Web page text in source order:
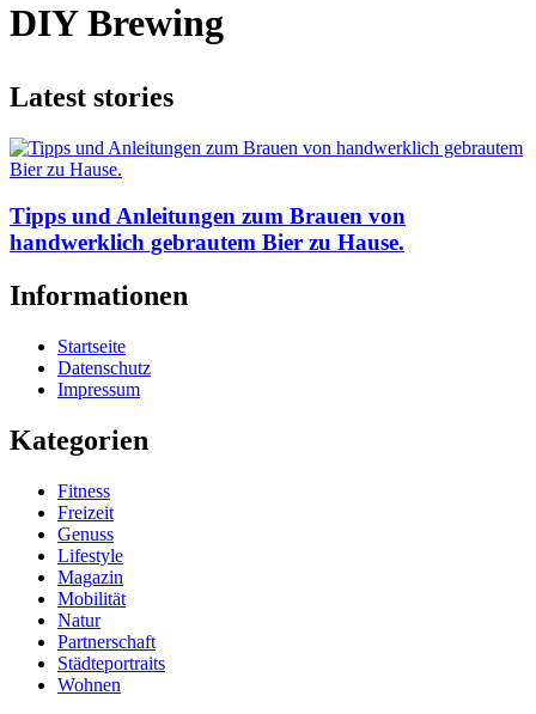
DIY Brewing
Latest stories
Tipps und Anleitungen zum Brauen von
handwerklich gebrautem Bier zu Hause.
Informationen
Startseite
Datenschutz
Impressum
Kategorien
Fitness
Freizeit
Genuss
Lifestyle
Magazin
Mobilität
Natur
Partnerschaft
Städteportraits
Wohnen